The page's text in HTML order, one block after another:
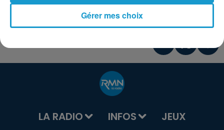
LA RADIO INFOS JEUX
Gérer mes choix